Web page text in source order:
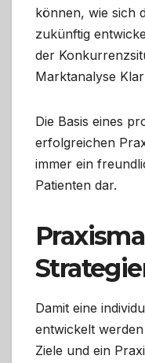
können, wie sich
zukünftig
der
Marktanalyse
Die Basis eines
erfolgreichen
immer ein
Patienten dar.
Damit eine
entwickelt
Ziele und ein